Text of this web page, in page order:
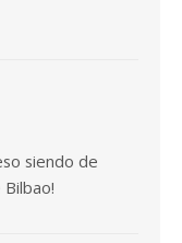
siendo de